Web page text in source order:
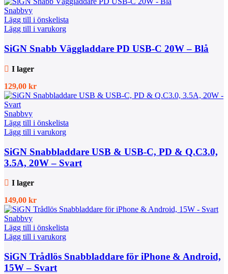
Snabbvy
Lägg till i önskelista
Lägg till i varukorg
SiGN Snabb Väggladdare PD USB-C 20W – Blå
I lager
129,00 kr
Snabbvy
Lägg till i önskelista
Lägg till i varukorg
SiGN Snabbladdare USB & USB-C, PD & Q.C3.0,
3.5A, 20W – Svart
I lager
149,00 kr
Snabbvy
Lägg till i önskelista
Lägg till i varukorg
SiGN Trådlös Snabbladdare för iPhone & Android,
15W – Svart